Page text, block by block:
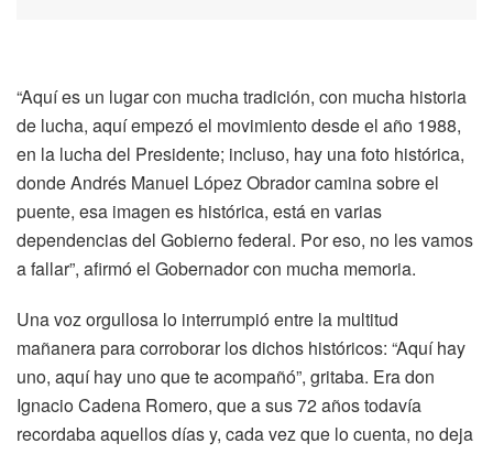
“Aquí es un lugar con mucha tradición, con mucha historia
de lucha, aquí empezó el movimiento desde el año 1988,
en la lucha del Presidente; incluso, hay una foto histórica,
donde Andrés Manuel López Obrador camina sobre el
puente, esa imagen es histórica, está en varias
dependencias del Gobierno federal. Por eso, no les vamos
a fallar”, afirmó el Gobernador con mucha memoria.
Una voz orgullosa lo interrumpió entre la multitud
mañanera para corroborar los dichos históricos: “Aquí hay
uno, aquí hay uno que te acompañó”, gritaba. Era don
Ignacio Cadena Romero, que a sus 72 años todavía
recordaba aquellos días y, cada vez que lo cuenta, no deja